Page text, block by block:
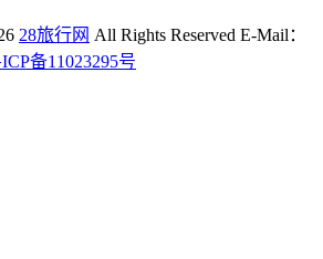
28旅行网 All Rights Reserved E-Mail：
备11023295号